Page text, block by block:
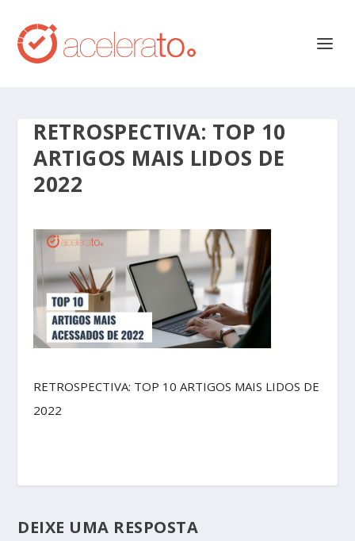
RETROSPECTIVA: TOP 10
ARTIGOS MAIS LIDOS DE
2022
RETROSPECTIVA: TOP 10 ARTIGOS MAIS LIDOS DE
2022
DEIXE UMA RESPOSTA